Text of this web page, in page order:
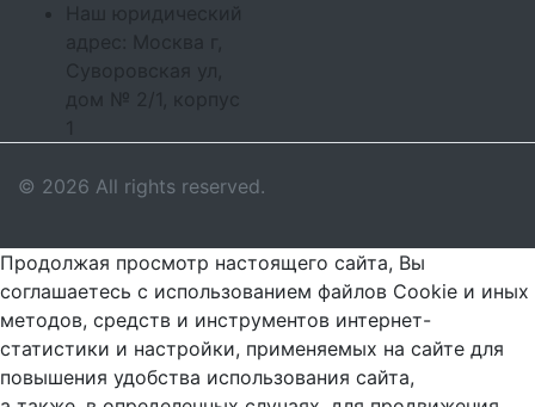
Наш юридический
адрес: Москва г,
Суворовская ул,
дом № 2/1, корпус
© 2026 All rights reserved.
Продолжая просмотр настоящего сайта, Вы
соглашаетесь с использованием файлов Cookie и иных
методов, средств и инструментов интернет-
статистики и настройки, применяемых на сайте для
повышения удобства использования сайта,